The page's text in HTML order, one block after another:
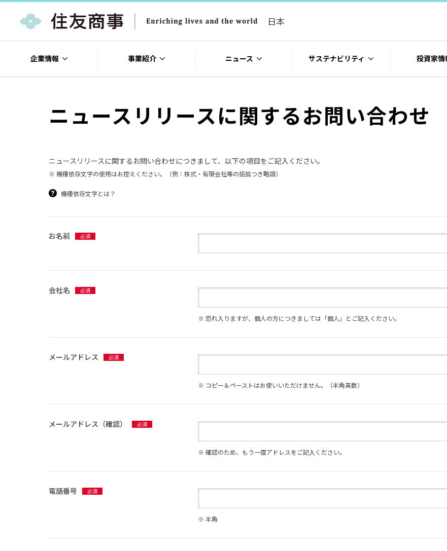
日本
企業情報 事業紹介 ニュース サステナビリティ 投資家情
ニュースリリースに関するお問い合わせ
ニュースリリースに関するお問い合わせにつきまして、以下の項目をご記入ください。
※ 機種依存文字の使用はお控えください。（例：株式・有限会社等の括弧つき略語）
機種依存文字とは？
お名前
会社名
※ 恐れ入りますが、個人の方につきましては「個人」とご記入ください。
メールアドレス
※ コピー＆ペーストはお使いいただけません。（半角英数）
メールアドレス（確認）
※ 確認のため、もう一度アドレスをご記入ください。
電話番号
※ 半角